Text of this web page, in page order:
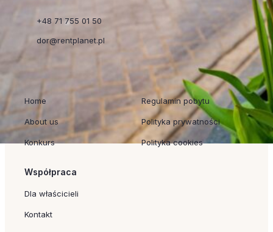
+48 71 755 01 50
dor@rentplanet.pl
Szybkie linki
Home
About us
Konkurs
Regulaminy
Regulamin pobytu
Polityka prywatności
Polityka cookies
Współpraca
Dla właścicieli
Kontakt